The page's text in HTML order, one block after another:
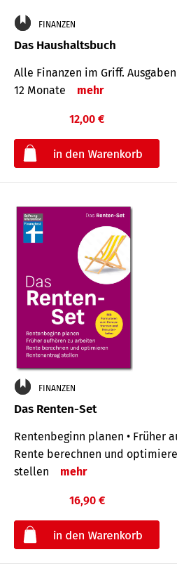
FINANZEN
Das Haushaltsbuch
Alle Finanzen im Griff.
12 Monate
mehr
12,00 €
FINANZEN
Das Renten-Set
Rentenbeginn planen • Früher
Rente berechnen und
stellen
mehr
16,90 €